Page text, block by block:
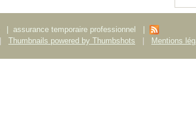
assurance temporaire professionnel
Thumbnails powered by Thumbshots Mentions